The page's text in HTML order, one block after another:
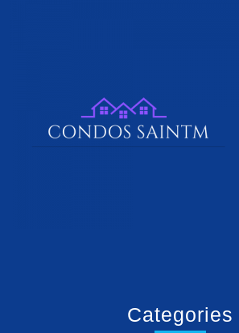
Categories